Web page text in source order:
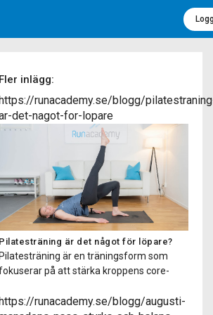
Fler inlägg:
runacademy.se/blogg/
det-nagot-for-lopare
Pilatesträning är det något för löpare?
Pilatesträning är en träningsform som
på att stärka kroppens core-
och hållningen samt öka
runacademy.se/blogg/augusti-